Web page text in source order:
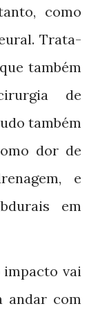
como
Trata-
também
de
também
dor de
e
em
impacto vai
andar com